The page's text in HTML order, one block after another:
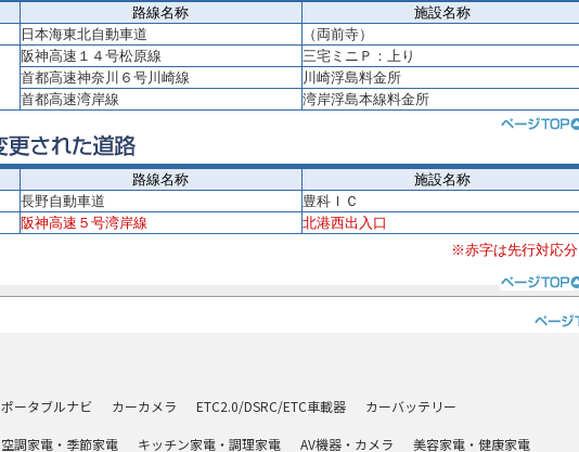
路線名称
施設名称
日本海東北自動車道
（両前寺）
阪神高速１４号松原線
三宅ミニＰ：上り
首都高速神奈川６号川崎線
川崎浮島料金所
首都高速湾岸線
湾岸浮島本線料金所
路線名称
施設名称
長野自動車道
豊科ＩＣ
阪神高速５号湾岸線
北港西出入口
※赤字は先行対応分
ポータブルナビ カーカメラ ETC2.0/DSRC/ETC車載器 カーバッテリー
空調家電・季節家電 キッチン家電・調理家電 AV機器・カメラ 美容家電・健康家電